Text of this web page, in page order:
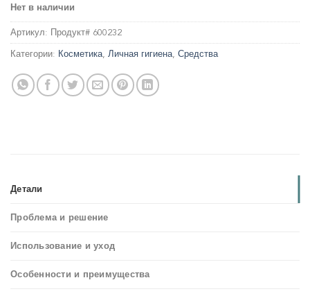
Нет в наличии
Артикул: Продукт# 600232
Категории: Косметика, Личная гигиена, Средства
Детали
Проблема и решение
Использование и уход
Особенности и преимущества